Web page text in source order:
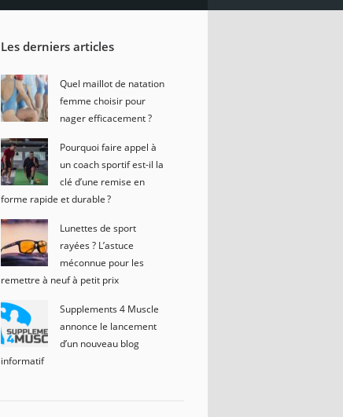
Les derniers articles
Quel maillot de natation
femme choisir pour
nager efficacement ?
Pourquoi faire appel à
un coach sportif est-il la
clé d’une remise en
forme rapide et durable ?
Lunettes de sport
rayées ? L’astuce
méconnue pour les
remettre à neuf à petit prix
Supplements 4 Muscle
annonce le lancement
d’un nouveau blog
informatif